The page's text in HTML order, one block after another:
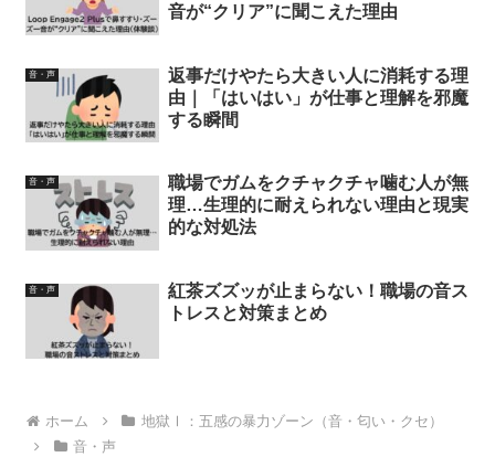
音が“クリア”に聞こえた理由
音・声
返事だけやたら大きい人に消耗する理
由｜「はいはい」が仕事と理解を邪魔
する瞬間
音・声
職場でガムをクチャクチャ噛む人が無
理…生理的に耐えられない理由と現実
的な対処法
音・声
紅茶ズズッが止まらない！職場の音ス
トレスと対策まとめ
ホーム
地獄Ⅰ：五感の暴力ゾーン（音・匂い・クセ）
音・声